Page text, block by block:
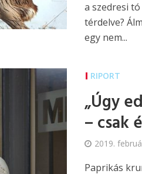
a szedresi
térdelve?
egy nem...
RIPORT
„Úgy
– csak
2019.
Paprikás